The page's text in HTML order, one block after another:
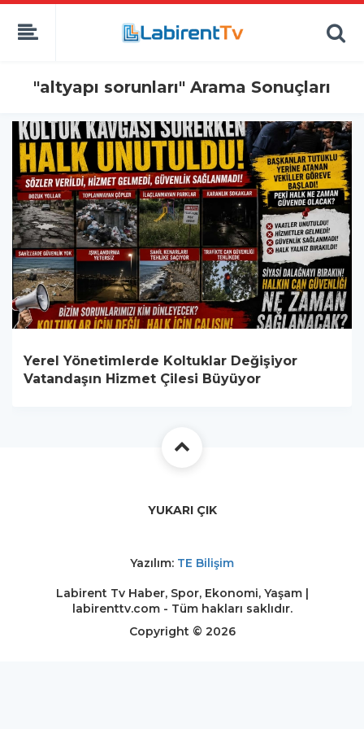
"altyapı sorunları" Arama Sonuçları
Yerel Yönetimlerde Koltuklar Değişiyor
Vatandaşın Hizmet Çilesi Büyüyor
YUKARI ÇIK
Yazılım: TE Bilişim
Labirent Tv Haber, Spor, Ekonomi, Yaşam |
labirenttv.com - Tüm hakları saklıdır.
Copyright © 2026